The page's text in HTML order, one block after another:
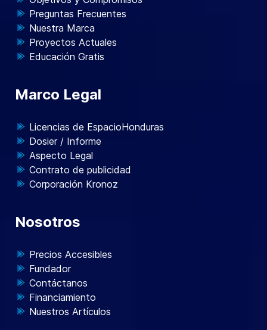
Preguntas Frecuentes
Nuestra Marca
Proyectos Actuales
Educación Gratis
Marco Legal
Licencias de EspacioHonduras
Dosier / Informe
Aspecto Legal
Contrato de publicidad
Corporación Kronoz
Nosotros
Precios Accesibles
Fundador
Contáctanos
Financiamiento
Nuestros Artículos